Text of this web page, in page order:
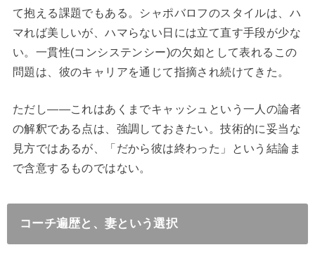
て抱える課題でもある。シャポバロフのスタイルは、ハ
マれば美しいが、ハマらない日には立て直す手段が少な
い。一貫性(コンシステンシー)の欠如として表れるこの
問題は、彼のキャリアを通じて指摘され続けてきた。
ただし——これはあくまでキャッシュという一人の論者
の解釈である点は、強調しておきたい。技術的に妥当な
見方ではあるが、「だから彼は終わった」という結論ま
で含意するものではない。
コーチ遍歴と、妻という選択